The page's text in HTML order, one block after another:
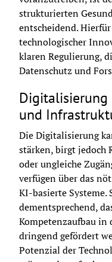
strukturierten
entscheidend.
technologischer
klaren Regulierung,
Datenschutz und
Digitalisierung
und
Die Digitalisierung
stärken, birgt jedoch
oder ungleiche
verfügen über das
KI-basierte Systeme.
dementsprechend,
Kompetenzaufbau in
dringend gefördert
Potenzial der